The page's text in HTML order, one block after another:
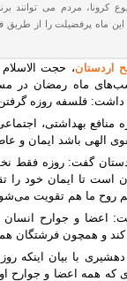
کرونا، مردم می توانند
این ماه پرفضیلت را از طریق
اردستان، حجت
ماه رمضان در
فلسفه روزه
منافع بهداشتی،
الهی باشد ایمان و
گفت: روزه فقط
است تا ایمان خود را
روح ما هم تقویت
اعضا و جوارح انسان
و همچون فرشتگان
با بیان اینکه
که همه اعضا و جوارح